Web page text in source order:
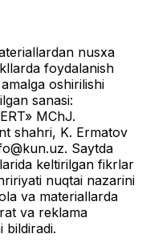
nusxa
foydalanish
oshirilishi
sanasi:
MChJ.
shahri, K. Ermatov
. Saytda
keltirilgan fikrlar
nuqtai nazarini
va materiallarda
va reklama
bildiradi.